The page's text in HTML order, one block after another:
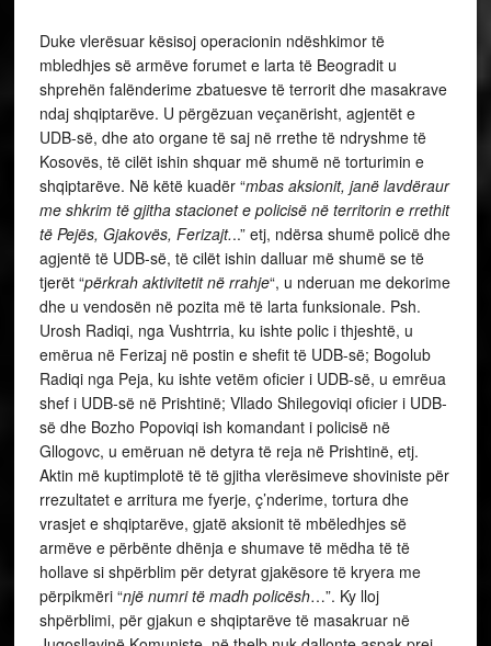
Duke vlerësuar kësisoj operacionin ndëshkimor të
mbledhjes së armëve forumet e larta të Beogradit u
shprehën falënderime zbatuesve të terrorit dhe masakrave
ndaj shqiptarëve. U përgëzuan veçanërisht, agjentët e
UDB-së, dhe ato organe të saj në rrethe të ndryshme të
Kosovës, të cilët ishin shquar më shumë në torturimin e
shqiptarëve. Në këtë kuadër “mbas aksionit, janë lavdëraur
me shkrim të gjitha stacionet e policisë në territorin e rrethit
të Pejës, Gjakovës, Ferizajt...” etj, ndërsa shumë policë dhe
agjentë të UDB-së, të cilët ishin dalluar më shumë se të
tjerët “përkrah aktivitetit në rrahje“, u nderuan me dekorime
dhe u vendosën në pozita më të larta funksionale. Psh.
Urosh Radiqi, nga Vushtrria, ku ishte polic i thjeshtë, u
emërua në Ferizaj në postin e shefit të UDB-së; Bogolub
Radiqi nga Peja, ku ishte vetëm oficier i UDB-së, u emrëua
shef i UDB-së në Prishtinë; Vllado Shilegoviqi oficier i UDB-
së dhe Bozho Popoviqi ish komandant i policisë në
Gllogovc, u emëruan në detyra të reja në Prishtinë, etj.
Aktin më kuptimplotë të të gjitha vlerësimeve shoviniste për
rrezultatet e arritura me fyerje, ç’nderime, tortura dhe
vrasjet e shqiptarëve, gjatë aksionit të mbëledhjes së
armëve e përbënte dhënja e shumave të mëdha të të
hollave si shpërblim për detyrat gjakësore të kryera me
përpikmëri “një numri të madh policësh…”. Ky lloj
shpërblimi, për gjakun e shqiptarëve të masakruar në